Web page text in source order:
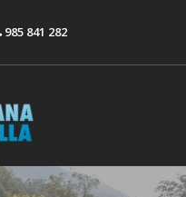
985 841 282